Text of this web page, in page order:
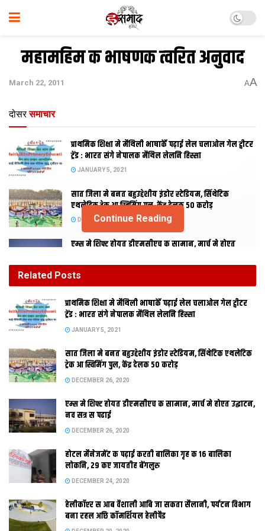
महामहिम क भाषणक त्‍वरित अनुवाद
March 22, 2011 AA
दोसर समाचार
प्राथमिक शि‍क्षा मे मैथि‍ली भाषाकेँ पढ़ाई लेल चलाओल गेल ट्वीटर
ट्रेंड : भारत संगे नेपालक मैथिल लेलनि हिस्सा
JANUARY 5, 2021
सात जिला मे बनत बहुउद्देशीय इंडोर स्‍टेडि‍यम, सिंथेटिक
एथलेटिक ट्रेक आ स्विमिंग पुल, केंद्र देलक 50 करोड़
DECEMBER 26, 2020
एम्स मे शिफ्ट होयत डीएमसीएच क सामान, मार्च मे होएत
लोकनि, 29 कए जायतीह बेंगलुरु
एहि अवसर पर उपस्थित भ कए हमरा खुशी भ रहल अछि, एहि अवसर पर सब
बाकीपुर परिसर में परिषदक पहिल बैठक भेल छल, बिहार संविधान कए
अंगीकार केलक आ आगू बढल अछि,बिहारक इतिहास गौरवशाली रहल अछि,
Continue Reading
Related Posts
प्राथमिक शि‍क्षा मे मैथि‍ली भाषाकेँ पढ़ाई लेल चलाओल गेल ट्वीटर
ट्रेंड : भारत संगे नेपालक मैथिल लेलनि हिस्सा
JANUARY 5, 2021
सात जिला मे बनत बहुउद्देशीय इंडोर स्‍टेडि‍यम, सिंथेटिक एथलेटिक
ट्रेक आ स्विमिंग पुल, केंद्र देलक 50 करोड़
DECEMBER 26, 2020
एम्स मे शिफ्ट होयत डीएमसीएच क सामान, मार्च मे होएत उद्घाटन,
नव सत्र स पढाई
DECEMBER 26, 2020
होटल मैनेजमेंट क पढ़ाई करती बालिका गृह क 16 बालिका
लोकनि, 29 कए जायतीह बेंगलुरु
DECEMBER 24, 2020
हेलीकॉप्टर स आब वैशाली आबि जा सकता सैलानी, पर्यटन विभाग
बना रहल अछि कॉमर्शियल हेलीपैड